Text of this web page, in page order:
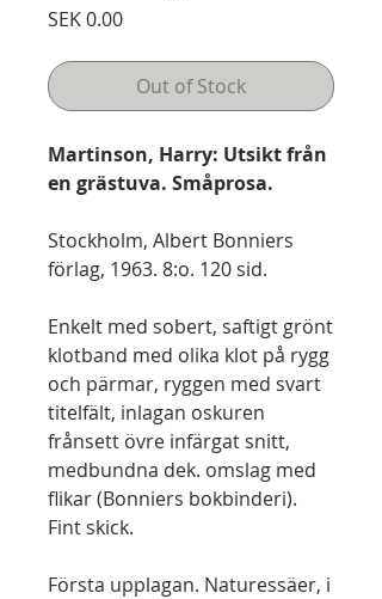
SEK 0.00Price
Out of Stock
Martinson, Harry: Utsikt från
en grästuva. Småprosa.
Stockholm, Albert Bonniers
förlag, 1963. 8:o. 120 sid.
Enkelt med sobert, saftigt grönt
klotband med olika klot på rygg
och pärmar, ryggen med svart
titelfält, inlagan oskuren
frånsett övre infärgat snitt,
medbundna dek. omslag med
flikar (Bonniers bokbinderi).
Fint skick.
Första upplagan. Naturessäer, i